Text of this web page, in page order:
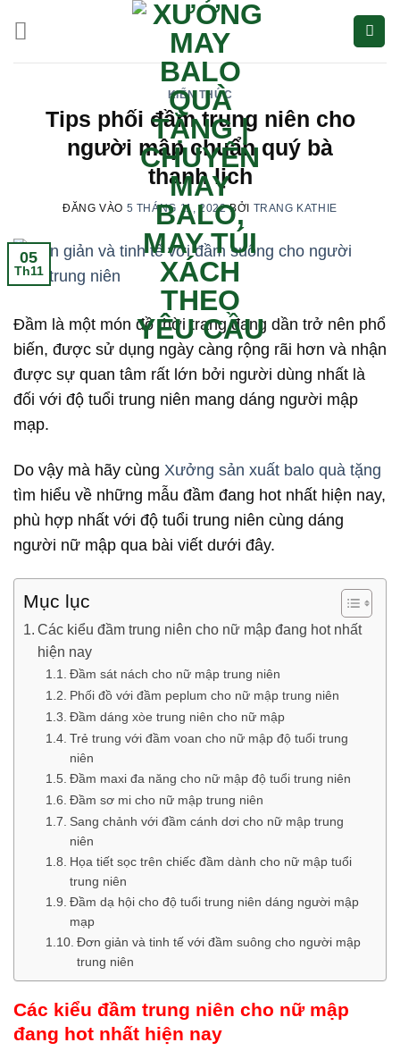
qua
nội
KIẾN THỨC
Tips phối đầm trung niên cho
người mập chuẩn quý bà
thanh lịch
ĐĂNG VÀO 5 THÁNG 11, 2022 BỞI TRANG KATHIE
05
Th11
Đầm là một món đồ thời trang đang dần trở nên phổ
biến, được sử dụng ngày càng rộng rãi hơn và nhận
được sự quan tâm rất lớn bởi người dùng nhất là
đối với độ tuổi trung niên mang dáng người mập
mạp.
Do vậy mà hãy cùng Xưởng sản xuất balo quà tặng
tìm hiểu về những mẫu đầm đang hot nhất hiện nay,
phù hợp nhất với độ tuổi trung niên cùng dáng
người nữ mập qua bài viết dưới đây.
Mục lục
Các kiểu đầm trung niên cho nữ mập đang hot nhất
hiện nay
Đầm sát nách cho nữ mập trung niên
Phối đồ với đầm peplum cho nữ mập trung niên
Đầm dáng xòe trung niên cho nữ mập
Trẻ trung với đầm voan cho nữ mập độ tuổi trung
niên
Đầm maxi đa năng cho nữ mập độ tuổi trung niên
Đầm sơ mi cho nữ mập trung niên
Sang chảnh với đầm cánh dơi cho nữ mập trung
niên
Họa tiết sọc trên chiếc đầm dành cho nữ mập tuổi
trung niên
Đầm dạ hội cho độ tuổi trung niên dáng người mập
mạp
Đơn giản và tinh tế với đầm suông cho người mập
trung niên
Các kiểu đầm trung niên cho nữ mập
đang hot nhất hiện nay